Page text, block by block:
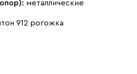
металлические
912 рогожка